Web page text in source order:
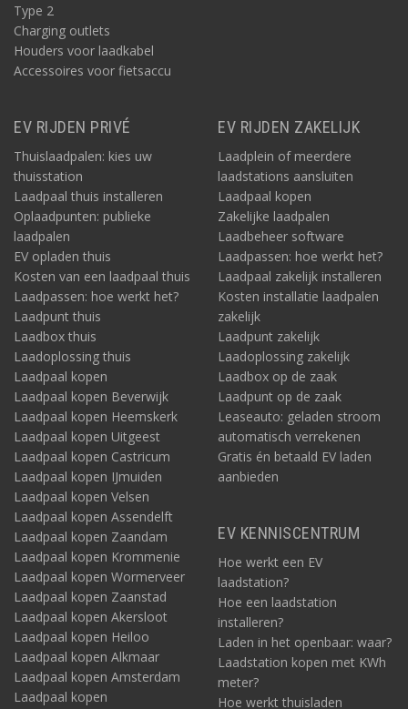
Type 2
Charging outlets
Houders voor laadkabel
Accessoires voor fietsaccu
EV RIJDEN PRIVÉ
Thuislaadpalen: kies uw
thuisstation
Laadpaal thuis installeren
Oplaadpunten: publieke
laadpalen
EV opladen thuis
Kosten van een laadpaal thuis
Laadpassen: hoe werkt het?
Laadpunt thuis
Laadbox thuis
Laadoplossing thuis
Laadpaal kopen
Laadpaal kopen Beverwijk
Laadpaal kopen Heemskerk
Laadpaal kopen Uitgeest
Laadpaal kopen Castricum
Laadpaal kopen IJmuiden
Laadpaal kopen Velsen
Laadpaal kopen Assendelft
Laadpaal kopen Zaandam
Laadpaal kopen Krommenie
Laadpaal kopen Wormerveer
Laadpaal kopen Zaanstad
Laadpaal kopen Akersloot
Laadpaal kopen Heiloo
Laadpaal kopen Alkmaar
Laadpaal kopen Amsterdam
Laadpaal kopen
EV RIJDEN ZAKELIJK
Laadplein of meerdere
laadstations aansluiten
Laadpaal kopen
Zakelijke laadpalen
Laadbeheer software
Laadpassen: hoe werkt het?
Laadpaal zakelijk installeren
Kosten installatie laadpalen
zakelijk
Laadpunt zakelijk
Laadoplossing zakelijk
Laadbox op de zaak
Laadpunt op de zaak
Leaseauto: geladen stroom
automatisch verrekenen
Gratis én betaald EV laden
aanbieden
EV KENNISCENTRUM
Hoe werkt een EV
laadstation?
Hoe een laadstation
installeren?
Laden in het openbaar: waar?
Laadstation kopen met KWh
meter?
Hoe werkt thuisladen